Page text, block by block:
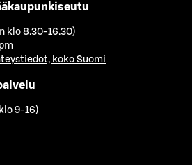
klo 8.30-16.30)
koko Suomi
9-16)